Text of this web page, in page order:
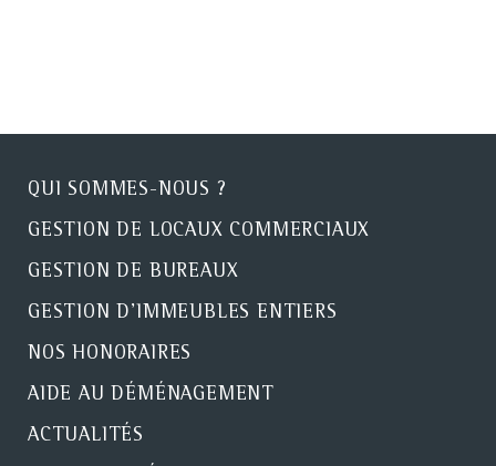
QUI SOMMES-NOUS ?
GESTION DE LOCAUX COMMERCIAUX
GESTION DE BUREAUX
GESTION D'IMMEUBLES ENTIERS
NOS HONORAIRES
AIDE AU DÉMÉNAGEMENT
ACTUALITÉS